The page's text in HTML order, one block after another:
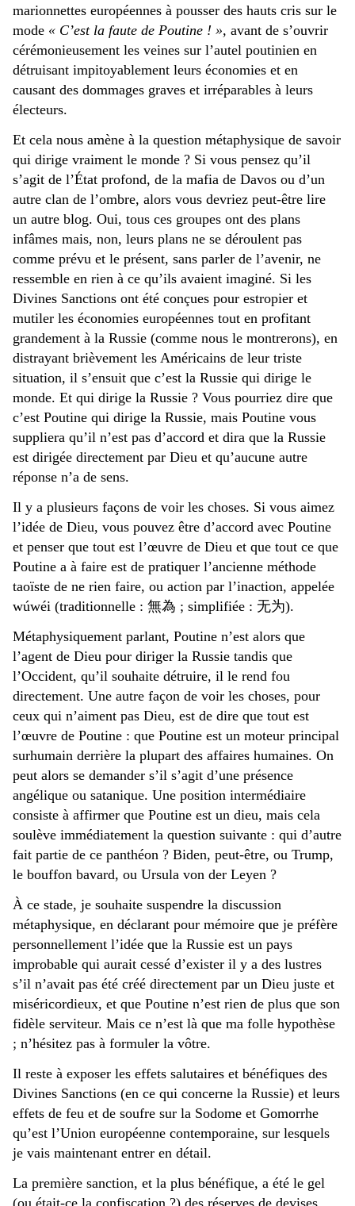
marionnettes européennes à pousser des hauts cris sur le
mode « C’est la faute de Poutine ! », avant de s’ouvrir
cérémonieusement les veines sur l’autel poutinien en
détruisant impitoyablement leurs économies et en
causant des dommages graves et irréparables à leurs
électeurs.
Et cela nous amène à la question métaphysique de savoir
qui dirige vraiment le monde ? Si vous pensez qu’il
s’agit de l’État profond, de la mafia de Davos ou d’un
autre clan de l’ombre, alors vous devriez peut-être lire
un autre blog. Oui, tous ces groupes ont des plans
infâmes mais, non, leurs plans ne se déroulent pas
comme prévu et le présent, sans parler de l’avenir, ne
ressemble en rien à ce qu’ils avaient imaginé. Si les
Divines Sanctions ont été conçues pour estropier et
mutiler les économies européennes tout en profitant
grandement à la Russie (comme nous le montrerons), en
distrayant brièvement les Américains de leur triste
situation, il s’ensuit que c’est la Russie qui dirige le
monde. Et qui dirige la Russie ? Vous pourriez dire que
c’est Poutine qui dirige la Russie, mais Poutine vous
suppliera qu’il n’est pas d’accord et dira que la Russie
est dirigée directement par Dieu et qu’aucune autre
réponse n’a de sens.
Il y a plusieurs façons de voir les choses. Si vous aimez
l’idée de Dieu, vous pouvez être d’accord avec Poutine
et penser que tout est l’œuvre de Dieu et que tout ce que
Poutine a à faire est de pratiquer l’ancienne méthode
taoïste de ne rien faire, ou action par l’inaction, appelée
wúwéi (traditionnelle : 無為 ; simplifiée : 无为).
Métaphysiquement parlant, Poutine n’est alors que
l’agent de Dieu pour diriger la Russie tandis que
l’Occident, qu’il souhaite détruire, il le rend fou
directement. Une autre façon de voir les choses, pour
ceux qui n’aiment pas Dieu, est de dire que tout est
l’œuvre de Poutine : que Poutine est un moteur principal
surhumain derrière la plupart des affaires humaines. On
peut alors se demander s’il s’agit d’une présence
angélique ou satanique. Une position intermédiaire
consiste à affirmer que Poutine est un dieu, mais cela
soulève immédiatement la question suivante : qui d’autre
fait partie de ce panthéon ? Biden, peut-être, ou Trump,
le bouffon bavard, ou Ursula von der Leyen ?
À ce stade, je souhaite suspendre la discussion
métaphysique, en déclarant pour mémoire que je préfère
personnellement l’idée que la Russie est un pays
improbable qui aurait cessé d’exister il y a des lustres
s’il n’avait pas été créé directement par un Dieu juste et
miséricordieux, et que Poutine n’est rien de plus que son
fidèle serviteur. Mais ce n’est là que ma folle hypothèse
; n’hésitez pas à formuler la vôtre.
Il reste à exposer les effets salutaires et bénéfiques des
Divines Sanctions (en ce qui concerne la Russie) et leurs
effets de feu et de soufre sur la Sodome et Gomorrhe
qu’est l’Union européenne contemporaine, sur lesquels
je vais maintenant entrer en détail.
La première sanction, et la plus bénéfique, a été le gel